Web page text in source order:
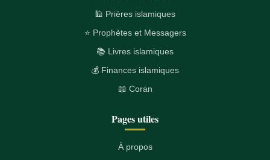
🕌 Prières islamiques
⭐ Prophètes et Messagers
📚 Livres islamiques
💰 Finances islamiques
📖 Coran
Pages utiles
À propos